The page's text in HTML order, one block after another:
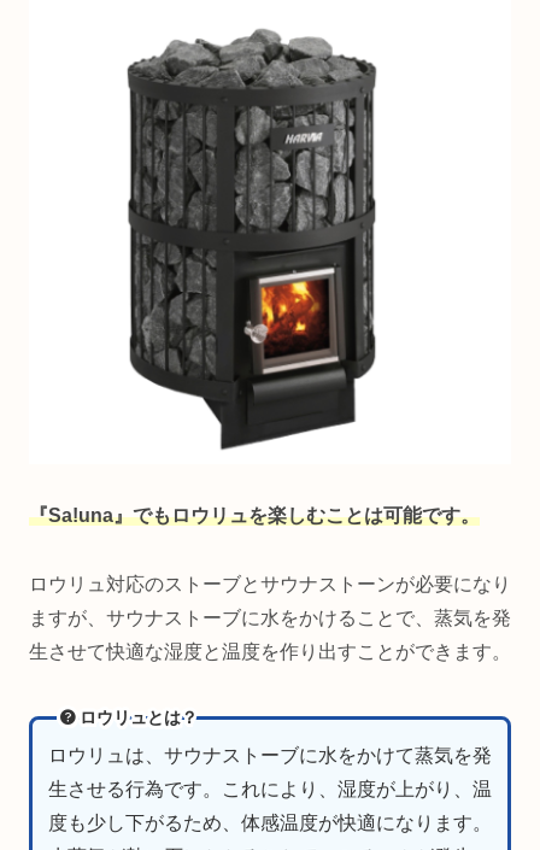
『Sa!una』でもロウリュを楽しむことは可能です。
ロウリュ対応のストーブとサウナストーンが必要になり
ますが、サウナストーブに水をかけることで、蒸気を発
生させて快適な湿度と温度を作り出すことができます。
ロウリュとは？
ロウリュは、サウナストーブに水をかけて蒸気を発
生させる行為です。これにより、湿度が上がり、温
度も少し下がるため、体感温度が快適になります。